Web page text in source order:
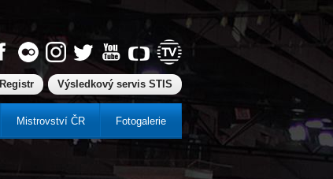
Registr Výsledkový servis STIS
Mistrovství ČR Fotogalerie